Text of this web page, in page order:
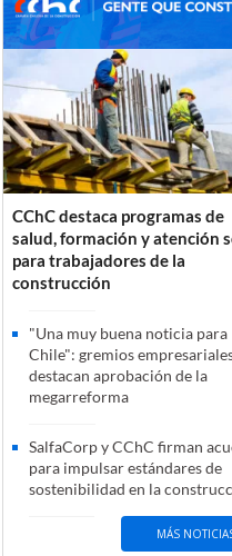
CChC destaca programas de
salud, formación y atención
para trabajadores de la
construcción
"Una muy buena noticia para
Chile": gremios
destacan aprobación de la
megarreforma
SalfaCorp y CChC firman
para impulsar estándares de
sostenibilidad en la
MÁS